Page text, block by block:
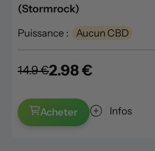
(Stormrock)
Puissance : Aucun CBD
14.9 €2.98 €
Acheter Infos